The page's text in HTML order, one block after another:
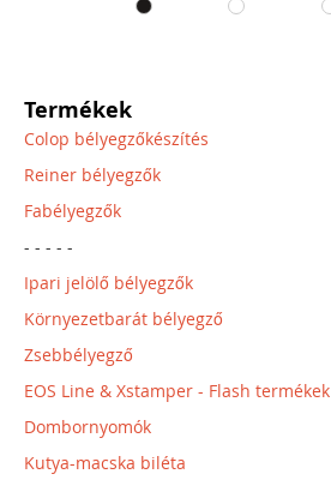
Termékek
Colop bélyegzőkészítés
Reiner bélyegzők
Fabélyegzők
- - - - -
Ipari jelölő bélyegzők
Környezetbarát bélyegző
Zsebbélyegző
EOS Line & Xstamper - Flash termékek
Dombornyomók
Kutya-macska biléta